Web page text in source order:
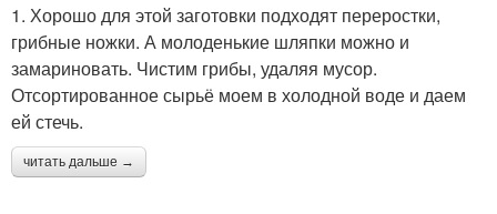
1. Хорошо для этой заготовки подходят переростки,
грибные ножки. А молоденькие шляпки можно и
замариновать. Чистим грибы, удаляя мусор.
Отсортированное сырьё моем в холодной воде и даем
ей стечь.
читать дальше →